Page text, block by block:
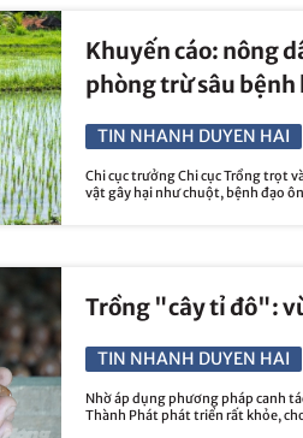
Khuyến cáo: nông
phòng trừ sâu bệnh
TIN NHANH DUYEN HAI
Chi cục trưởng Chi cục Trồng trọt
vật gây hại như chuột, bệnh đạo
Trồng "cây tỉ đô":
TIN NHANH DUYEN HAI
Nhờ áp dụng phương pháp canh
Thành Phát phát triển rất khỏe,